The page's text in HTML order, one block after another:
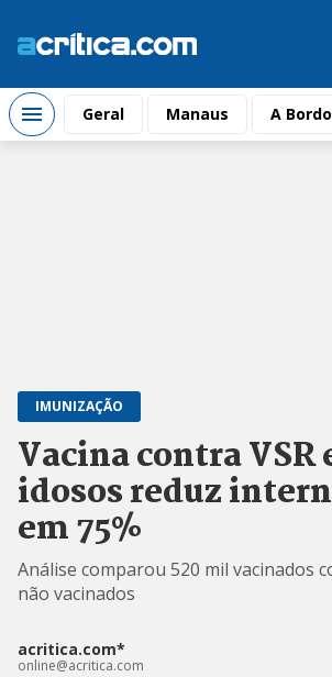
Geral Manaus A Bordo
IMUNIZAÇÃO
Vacina contra VSR
idosos reduz
em 75%
Análise comparou 520 mil vacinados
não vacinados
acritica.com*
online@acritica.com